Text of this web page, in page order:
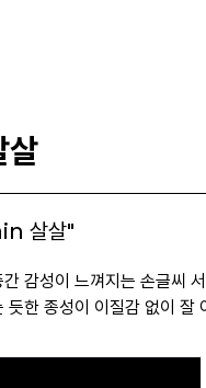
살살"
감성이 느껴지는 손글씨
듯한 종성이 이질감 없이 잘